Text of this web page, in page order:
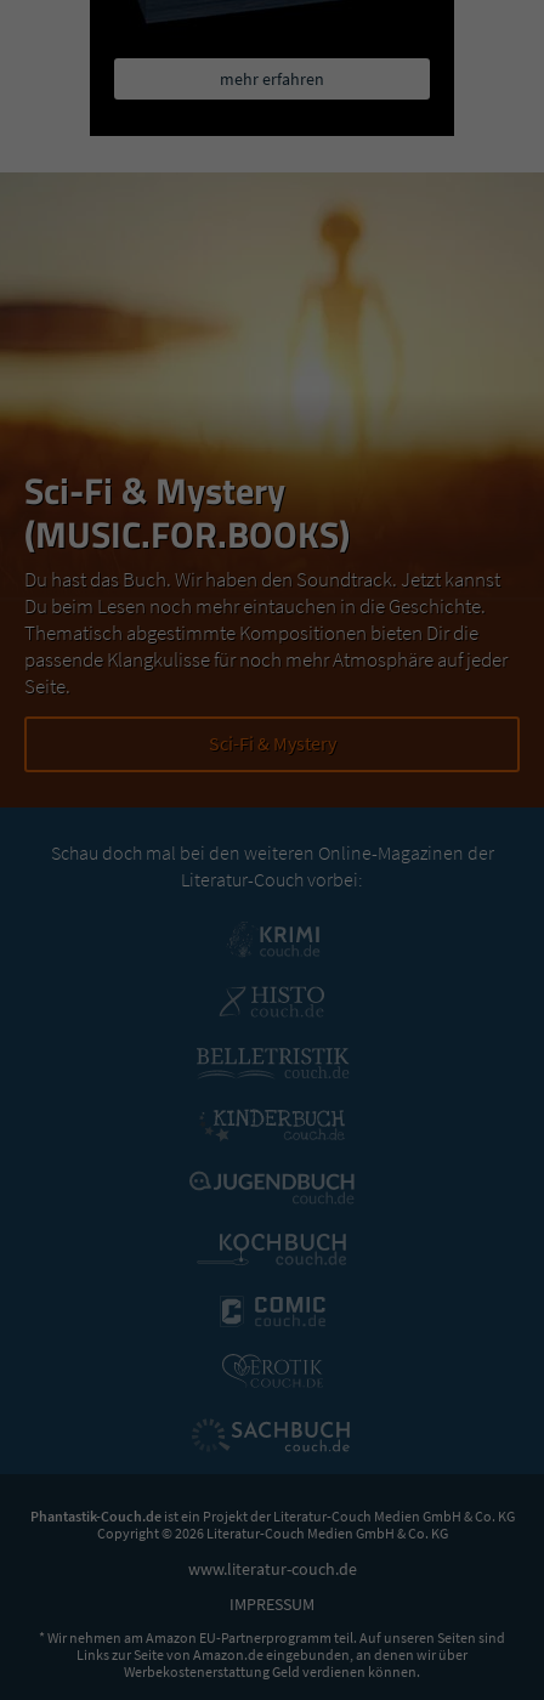
mehr erfahren
Sci-Fi & Mystery
(MUSIC.FOR.BOOKS)
Du hast das Buch. Wir haben den Soundtrack. Jetzt kannst
Du beim Lesen noch mehr eintauchen in die Geschichte.
Thematisch abgestimmte Kompositionen bieten Dir die
passende Klangkulisse für noch mehr Atmosphäre auf jeder
Seite.
Sci-Fi & Mystery
Schau doch mal bei den weiteren Online-Magazinen der
Literatur-Couch vorbei:
Phantastik-Couch.deist ein Projekt der Literatur-Couch Medien GmbH & Co. KG
Copyright © 2026 Literatur-Couch Medien GmbH & Co. KG
www.literatur-couch.de
IMPRESSUM
* Wir nehmen am Amazon EU-Partnerprogramm teil. Auf unseren Seiten sind
Links zur Seite von Amazon.de eingebunden, an denen wir über
Werbekostenerstattung Geld verdienen können.